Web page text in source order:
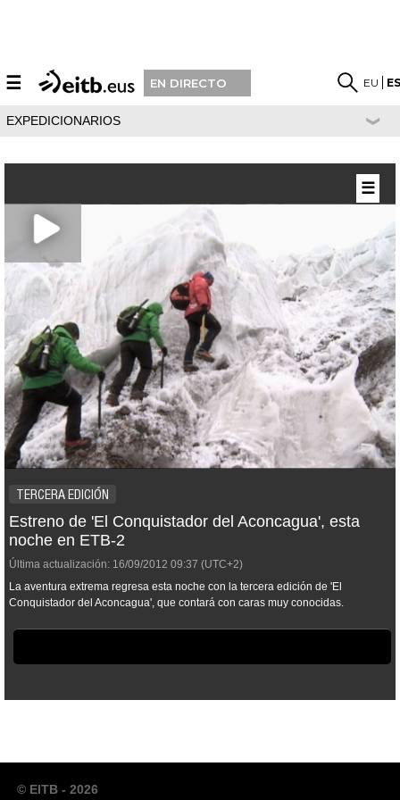
☰ EN DIRECTO EU
EXPEDICIONARIOS
TERCERA EDICIÓN
Estreno de 'El Conquistador del Aconcagua', esta
noche en ETB-2
Última actualización: 16/09/2012 09:37 (UTC+2)
La aventura extrema regresa esta noche con la tercera edición de 'El
Conquistador del Aconcagua', que contará con caras muy conocidas.
☰
© EITB - 2026